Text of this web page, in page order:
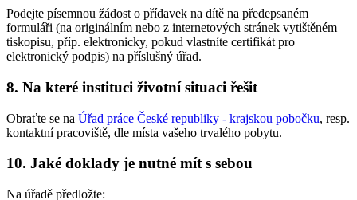
Podejte písemnou žádost o přídavek na dítě na předepsaném
formuláři (na originálním nebo z internetových stránek vytištěném
tiskopisu, příp. elektronicky, pokud vlastníte certifikát pro
elektronický podpis) na příslušný úřad.
8. Na které instituci životní situaci řešit
Obraťte se na Úřad práce České republiky - krajskou pobočku, resp.
kontaktní pracoviště, dle místa vašeho trvalého pobytu.
10. Jaké doklady je nutné mít s sebou
Na úřadě předložte: